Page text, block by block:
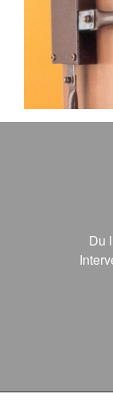
Du